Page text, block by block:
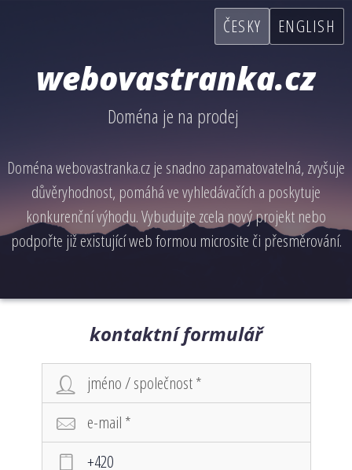
ČESKY ENGLISH
webovastranka.cz
Doména je na prodej
Doména webovastranka.cz je snadno zapamatovatelná, zvyšuje
důvěryhodnost, pomáhá ve vyhledávačích a poskytuje
konkurenční výhodu. Vybudujte zcela nový projekt nebo
podpořte již existující web formou microsite či přesměrování.
kontaktní formulář